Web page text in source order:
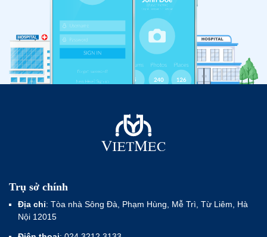
Trụ sở chính
Địa chỉ: Tòa nhà Sông Đà, Phạm Hùng, Mễ Trì, Từ Liêm, Hà
Nội 12015